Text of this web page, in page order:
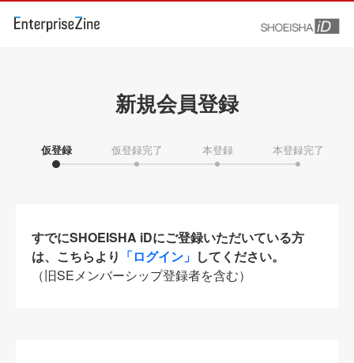
新規会員登録
仮登録 仮登録完了 本登録 本登録完了
すでにSHOEISHA iDにご登録いただいている方
は、こちらより 「ログイン」 してください。
（旧SEメンバーシップ登録者を含む）